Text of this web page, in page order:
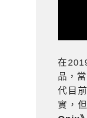
在
品，
代目
實，